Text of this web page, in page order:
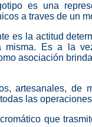
es una
a traves de un
es la actitud
misma.
Es a la
asociación
artesanales, de
las
que